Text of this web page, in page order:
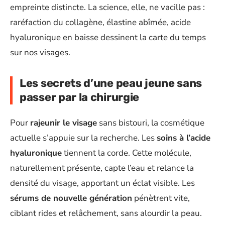
empreinte distincte. La science, elle, ne vacille pas :
raréfaction du collagène, élastine abîmée, acide
hyaluronique en baisse dessinent la carte du temps
sur nos visages.
Les secrets d’une peau jeune sans
passer par la chirurgie
Pour rajeunir le visage sans bistouri, la cosmétique
actuelle s’appuie sur la recherche. Les soins à l’acide
hyaluroniquetiennent la corde. Cette molécule,
naturellement présente, capte l’eau et relance la
densité du visage, apportant un éclat visible. Les
sérums de nouvelle génération pénètrent vite,
ciblant rides et relâchement, sans alourdir la peau.